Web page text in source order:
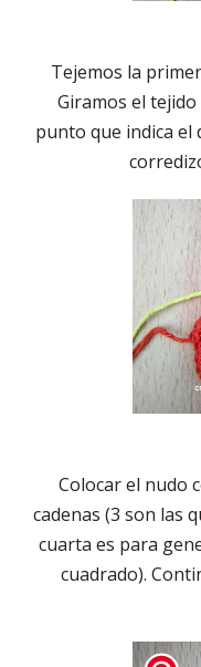
Tejemos la
Giramos el
punto que indica el
Colocar el nudo
cadenas (3 son las
cuarta es para
cuadrado).